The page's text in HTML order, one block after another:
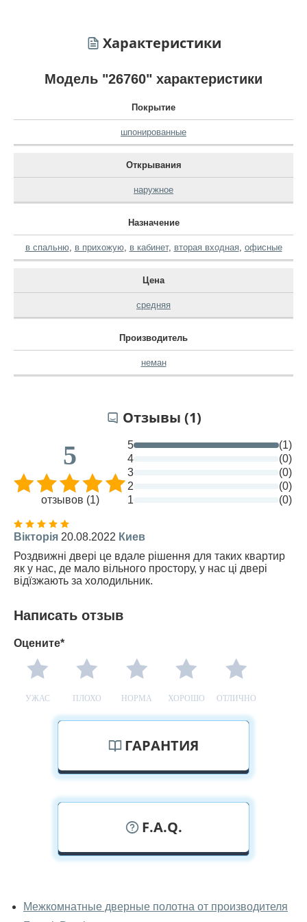
Характеристики
Модель "26760" характеристики
Покрытие
шпонированные
Открывания
наружное
Назначение
в спальню, в прихожую, в кабинет, вторая входная, офисные
Цена
средняя
Производитель
неман
Отзывы (1)
5
отзывов (1)
5
(1)
4
(0)
3
(0)
2
(0)
1
(0)
Вікторія 20.08.2022 Киев
Роздвижні двері це вдале рішення для таких квартир
як у нас, де мало вільного простору, у нас ці двері
відїзжають за холодильник.
Написать отзыв
Оцените*
УЖАС ПЛОХО НОРМА ХОРОШО ОТЛИЧНО
ГАРАНТИЯ
F.A.Q.
полотна вживую?
Межкомнатные дверные полотна от производителя